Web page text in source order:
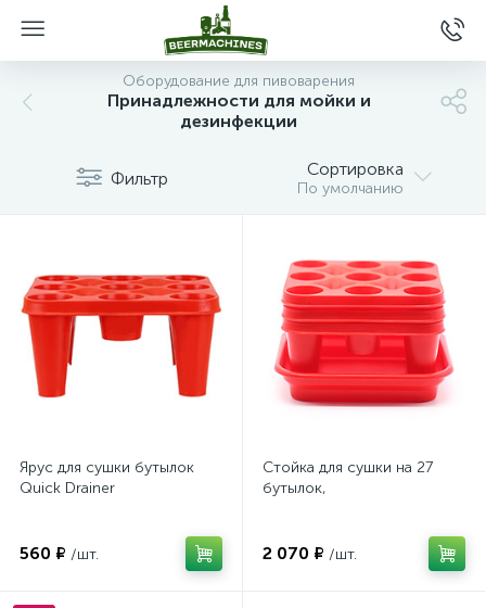
Оборудование для пивоварения
Принадлежности для мойки и
дезинфекции
Фильтр Сортировка
По умолчанию
Ярус для сушки бутылок
Quick Drainer
560 ₽ /шт.
Стойка для сушки на 27
бутылок,
2 070 ₽ /шт.